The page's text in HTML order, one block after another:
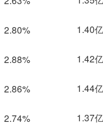
2.80% 1.40亿
2.88% 1.42亿
2.86% 1.44亿
2.74% 1.37亿